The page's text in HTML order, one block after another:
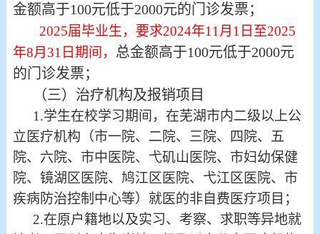
金额高于100元低于2000元的门诊发票；
2025届毕业生，要求2024年11月1日至2025
年8月31日期间， 总金额高于100元低于2000元
的门诊发票；
（三）治疗机构及报销项目
1.学生在校学习期间，在芜湖市内二级以上公
立医疗机构（市一院、二院、三院、四院、五
院、六院、市中医院、弋矶山医院、市妇幼保健
院、镜湖区医院、鸠江区医院、弋江区医院、市
疾病防治控制中心等）就医的非自费医疗项目；
2.在原户籍地以及实习、考察、求职等异地就